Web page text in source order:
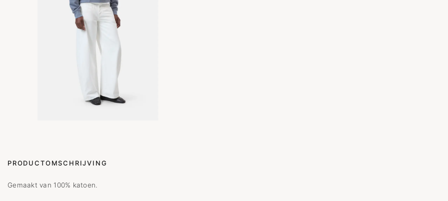
PRODUCTOMSCHRIJVING
Gemaakt van 100% katoen.